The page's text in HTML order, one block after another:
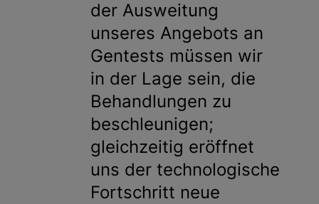
der Ausweitung
unseres Angebots an
Gentests müssen wir
in der Lage sein, die
Behandlungen zu
beschleunigen;
gleichzeitig eröffnet
uns der technologische
Fortschritt neue